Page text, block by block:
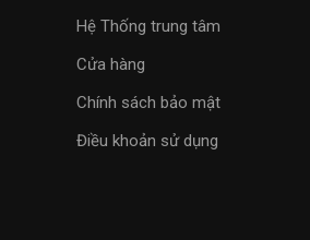
Hệ Thống trung tâm
Cửa hàng
Chính sách bảo mật
Điều khoản sử dụng